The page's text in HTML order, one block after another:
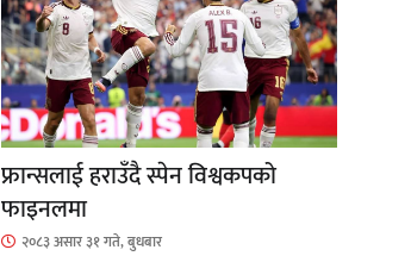
फ्रान्सलाई हराउँदै स्पेन विश्वकपको
फाइनलमा
२०८३ असार ३१ गते, बुधबार